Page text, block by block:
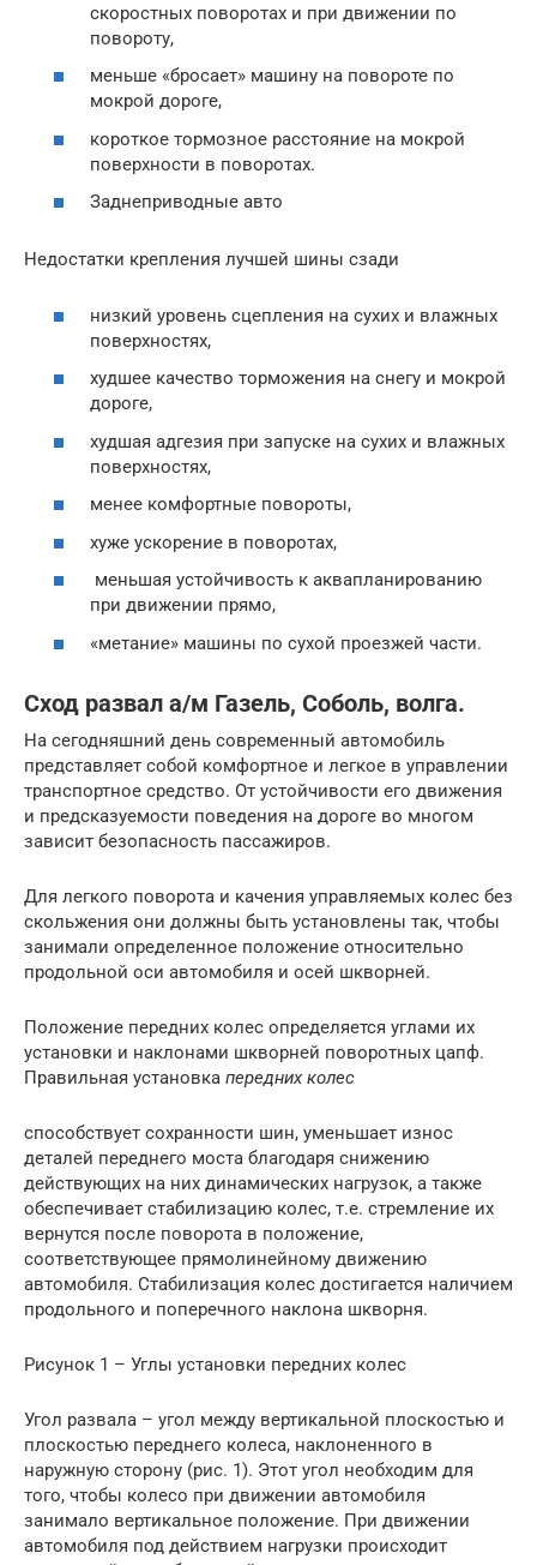
скоростных поворотах и ​​при движении по
повороту,
меньше «бросает» машину на повороте по
мокрой дороге,
короткое тормозное расстояние на мокрой
поверхности в поворотах.
Заднеприводные авто
Недостатки крепления лучшей шины сзади
низкий уровень сцепления на сухих и влажных
поверхностях,
худшее качество торможения на снегу и мокрой
дороге,
худшая адгезия при запуске на сухих и влажных
поверхностях,
менее комфортные повороты,
хуже ускорение в поворотах,
меньшая устойчивость к аквапланированию
при движении прямо,
«метание» машины по сухой проезжей части.
Сход развал а/м Газель, Соболь, волга.
На сегодняшний день современный автомобиль
представляет собой комфортное и легкое в управлении
транспортное средство. От устойчивости его движения
и предсказуемости поведения на дороге во многом
зависит безопасность пассажиров.
Для легкого поворота и качения управляемых колес без
скольжения они должны быть установлены так, чтобы
занимали определенное положение относительно
продольной оси автомобиля и осей шкворней.
Положение передних колес определяется углами их
установки и наклонами шкворней поворотных цапф.
Правильная установка передних колес
способствует сохранности шин, уменьшает износ
деталей переднего моста благодаря снижению
действующих на них динамических нагрузок, а также
обеспечивает стабилизацию колес, т.е. стремление их
вернутся после поворота в положение,
соответствующее прямолинейному движению
автомобиля. Стабилизация колес достигается наличием
продольного и поперечного наклона шкворня.
Рисунок 1 – Углы установки передних колес
Угол развала – угол между вертикальной плоскостью и
плоскостью переднего колеса, наклоненного в
наружную сторону (рис. 1). Этот угол необходим для
того, чтобы колесо при движении автомобиля
занимало вертикальное положение. При движении
автомобиля под действием нагрузки происходит